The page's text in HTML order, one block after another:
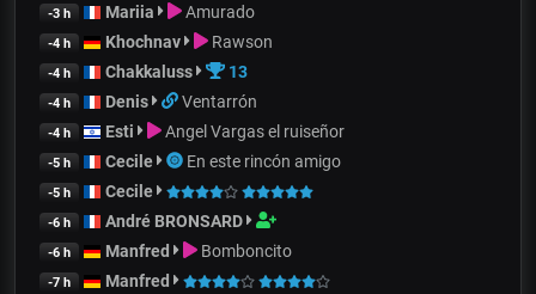
-3 h Mariia Amurado
-4 h Khochnav Rawson
-4 h Chakkaluss 13
-4 h Denis Ventarrón
-4 h Esti Angel Vargas el ruiseñor
-5 h Cecile En este rincón amigo
-5 h Cecile
-6 h André BRONSARD
-6 h Manfred Bomboncito
-7 h Manfred